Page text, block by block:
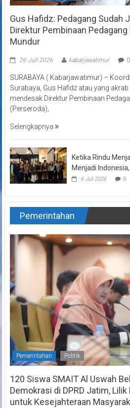
Gus Hafidz: Pedagang Sudah
Direktur Pembinaan Pedagang
Mundur
26 Juli 2026 kabarjawatimur 0
SURABAYA ( Kabarjawatimur) –
Surabaya, Gus Hafidz atau yang
mendesak Direktur Pembinaan
(Perseroda),
Selengkapnya
Ketika Rindu
Menjadi
6 Juli 2026 0
Pemerintahan
Pemerintahan Politik
120 Siswa SMAIT Al Uswah
Demokrasi di DPRD Jatim,
untuk Kesejahteraan